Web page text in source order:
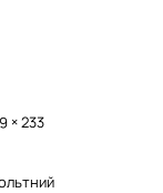
× 233